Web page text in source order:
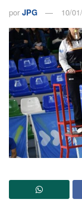
por JPG 10/